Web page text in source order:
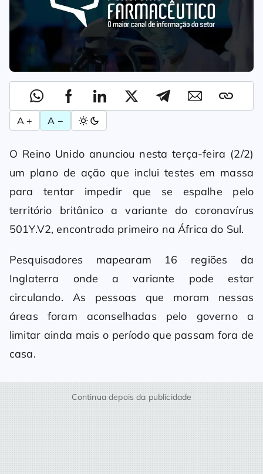
A + A −
O Reino Unido anunciou nesta terça-feira (2/2)
um plano de ação que inclui testes em massa
para tentar impedir que se espalhe pelo
território britânico a variante do coronavírus
501Y.V2, encontrada primeiro na África do Sul.
Pesquisadores mapearam 16 regiões da
Inglaterra onde a variante pode estar
circulando. As pessoas que moram nessas
áreas foram aconselhadas pelo governo a
limitar ainda mais o período que passam fora de
casa.
Continua depois da publicidade